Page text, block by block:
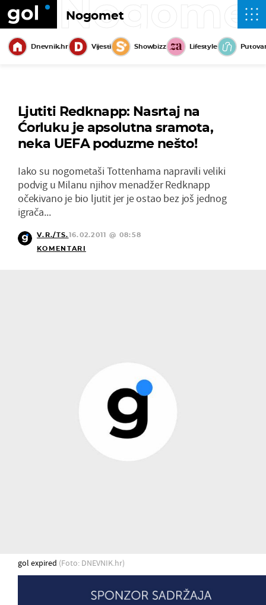
Nogomet
Dnevnik.hr Vijesti Showbizz Lifestyle
Ljutiti Redknapp: Nasrtaj na
Ćorluku je apsolutna sramota,
neka UEFA poduzme nešto!
Iako su nogometaši Tottenhama napravili veliki
podvig u Milanu njihov menadžer Redknapp
očekivano je bio ljutit jer je ostao bez još jednog
igrača...
V.R./TS.16.02.2011 @ 08:58
KOMENTARI
gol expired (Foto: DNEVNIK.hr)